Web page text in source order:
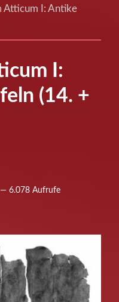
Atticum I: Antike
I:
(14. +
— 6.078 Aufrufe